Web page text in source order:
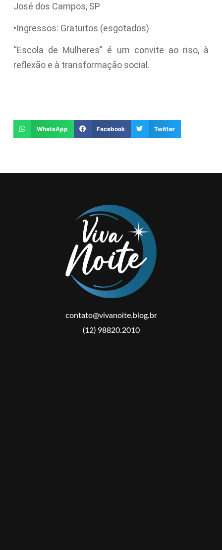
José dos Campos, SP
•Ingressos: Gratuitos (esgotados)
“Escola de Mulheres” é um convite ao riso, à
reflexão e à transformação social.
WhatsApp Facebook Twitter
contato@vivanoite.blog.br
(12) 98820.2010